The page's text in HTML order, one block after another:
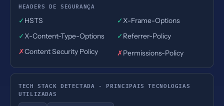
HEADERS DE SEGURANÇA
✓ HSTS ✓X-Frame-Options
✓X-Content-Type-Options ✓ Referrer-Policy
✗Content Security Policy ✗Permissions-Policy
TECH STACK DETECTADA - PRINCIPAIS TECNOLOGIAS
UTILIZADAS